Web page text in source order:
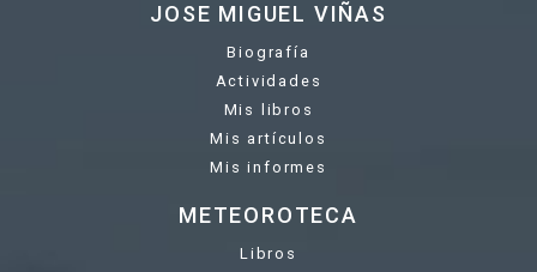
JOSE MIGUEL VIÑAS
Biografía
Actividades
Mis libros
Mis artículos
Mis informes
METEOROTECA
Libros